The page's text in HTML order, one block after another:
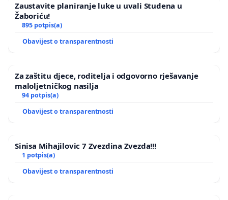
Zaustavite planiranje luke u uvali Studena u
Žaboriću!
895 potpis(a)
Obavijest o transparentnosti
Za zaštitu djece, roditelja i odgovorno rješavanje
maloljetničkog nasilja
94 potpis(a)
Obavijest o transparentnosti
Sinisa Mihajilovic 7 Zvezdina Zvezda!!!
1 potpis(a)
Obavijest o transparentnosti